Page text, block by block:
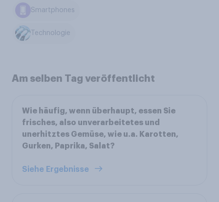
Smartphones
Technologie
Am selben Tag veröffentlicht
Wie häufig, wenn überhaupt, essen Sie
frisches, also unverarbeitetes und
unerhitztes Gemüse, wie u.a. Karotten,
Gurken, Paprika, Salat?
Siehe Ergebnisse